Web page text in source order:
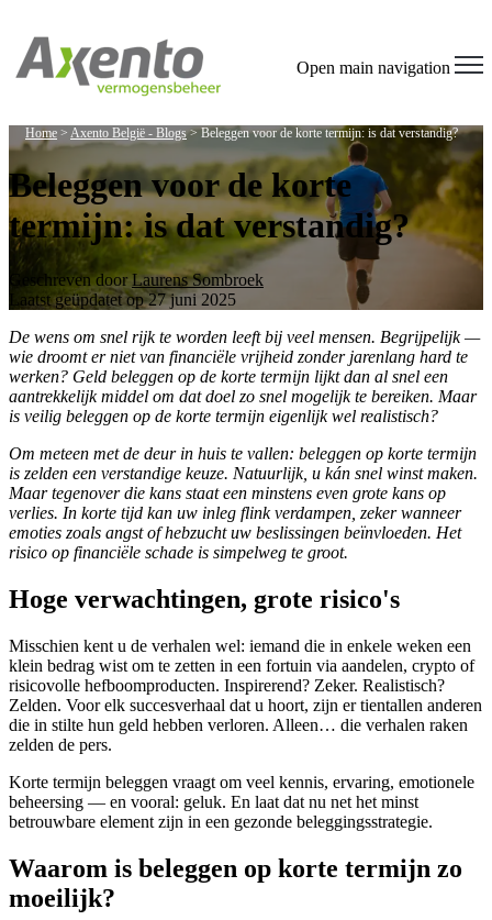
Open main navigation
Home > Axento België - Blogs>Beleggen voor de korte termijn: is dat verstandig?
Beleggen voor de korte
termijn: is dat verstandig?
Geschreven doorLaurens Sombroek
Laatst geüpdatet op 27 juni 2025
De wens om snel rijk te worden leeft bij veel mensen. Begrijpelijk —
wie droomt er niet van financiële vrijheid zonder jarenlang hard te
werken? Geld beleggen op de korte termijn lijkt dan al snel een
aantrekkelijk middel om dat doel zo snel mogelijk te bereiken. Maar
is veilig beleggen op de korte termijn eigenlijk wel realistisch?
Om meteen met de deur in huis te vallen: beleggen op korte termijn
is zelden een verstandige keuze. Natuurlijk, u kán snel winst maken.
Maar tegenover die kans staat een minstens even grote kans op
verlies. In korte tijd kan uw inleg flink verdampen, zeker wanneer
emoties zoals angst of hebzucht uw beslissingen beïnvloeden. Het
risico op financiële schade is simpelweg te groot.
Hoge verwachtingen, grote risico's
Misschien kent u de verhalen wel: iemand die in enkele weken een
klein bedrag wist om te zetten in een fortuin via aandelen, crypto of
risicovolle hefboomproducten. Inspirerend? Zeker. Realistisch?
Zelden. Voor elk succesverhaal dat u hoort, zijn er tientallen anderen
die in stilte hun geld hebben verloren. Alleen… die verhalen raken
zelden de pers.
Korte termijn beleggen vraagt om veel kennis, ervaring, emotionele
beheersing — en vooral: geluk. En laat dat nu net het minst
betrouwbare element zijn in een gezonde beleggingsstrategie.
Waarom is beleggen op korte termijn zo
moeilijk?